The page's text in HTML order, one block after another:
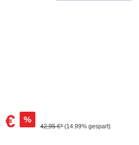
€ %
42,95 €* (14.99% gespart)